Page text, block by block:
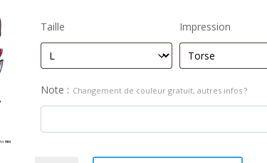
Taille Impression
Note : Changement de couleur gratuit, autres infos ?